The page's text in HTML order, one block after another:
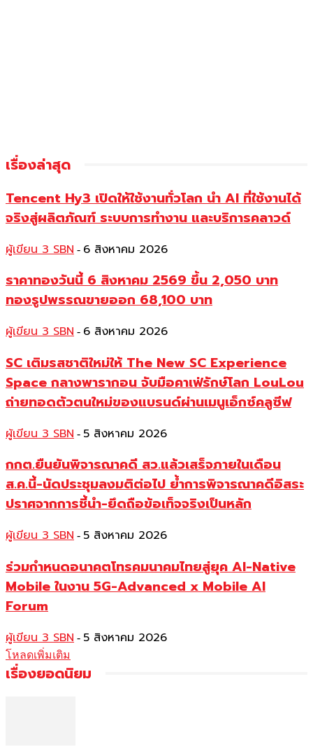
เรื่องล่าสุด
Tencent Hy3 เปิดให้ใช้งานทั่วโลก นำ AI ที่ใช้งานได้
จริงสู่ผลิตภัณฑ์ ระบบการทำงาน และบริการคลาวด์
ผู้เขียน 3 SBN - 6 สิงหาคม 2026
ราคาทองวันนี้ 6 สิงหาคม 2569 ขึ้น 2,050 บาท
ทองรูปพรรณขายออก 68,100 บาท
ผู้เขียน 3 SBN - 6 สิงหาคม 2026
SC เติมรสชาติใหม่ให้ The New SC Experience
Space กลางพารากอน จับมือคาเฟ่รักษ์โลก LouLou
ถ่ายทอดตัวตนใหม่ของแบรนด์ผ่านเมนูเอ็กซ์คลูซีฟ
ผู้เขียน 3 SBN - 5 สิงหาคม 2026
กกต.ยืนยันพิจารณาคดี สว.แล้วเสร็จภายในเดือน
ส.ค.นี้-นัดประชุมลงมติต่อไป ย้ำการพิจารณาคดีอิสระ
ปราศจากการชี้นำ-ยึดถือข้อเท็จจริงเป็นหลัก
ผู้เขียน 3 SBN - 5 สิงหาคม 2026
ร่วมกำหนดอนาคตโทรคมนาคมไทยสู่ยุค AI-Native
Mobile ในงาน 5G-Advanced x Mobile AI
Forum
ผู้เขียน 3 SBN - 5 สิงหาคม 2026
โหลดเพิ่มเติม
เรื่องยอดนิยม